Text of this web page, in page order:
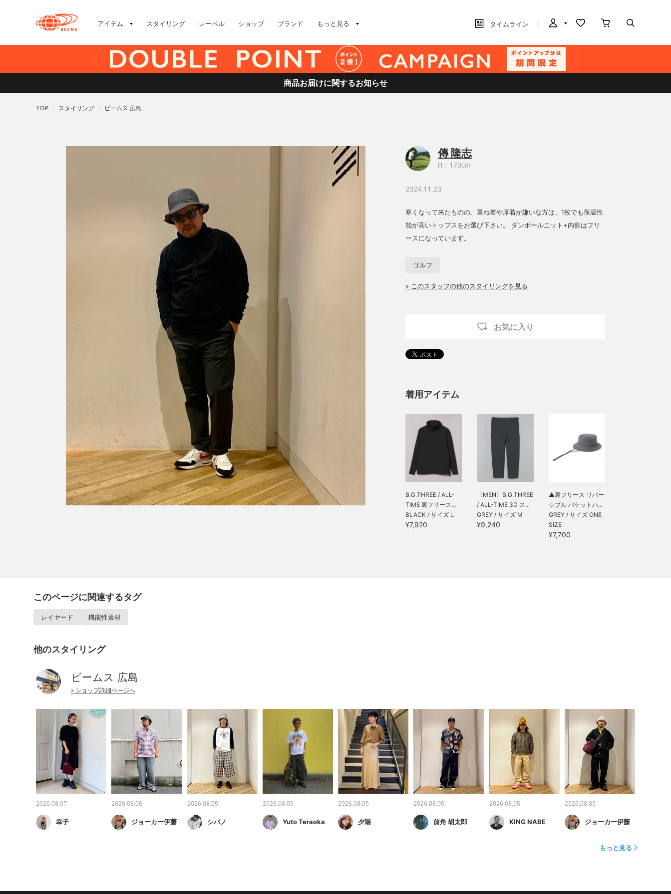
アイテム スタイリング レーベル ショップ ブランド もっと見る タイムライン
商品お届けに関するお知らせ
TOP > スタイリング > ビームス 広島
傳 隆志
H：170cm
2024.11.23
寒くなって来たものの、重ね着や厚着が嫌いな方は、1枚でも保温性
能が高いトップスをお選び下さい。 ダンボールニット+内側はフリ
ースになっています。
ゴルフ
» このスタッフの他のスタイリングを見る
お気に入り
着用アイテム
B.G.THREE / ALL-
TIME 裏フリース...
BLACK / サイズ L
¥7,920
〈MEN〉B.G.THREE
/ ALL-TIME 3D ス...
GREY / サイズ M
¥9,240
▲裏フリース リバー
シブル バケットハ...
GREY / サイズ ONE
SIZE
¥7,700
このページに関連するタグ
レイヤード 機能性素材
他のスタイリング
ビームス 広島
» ショップ詳細ページへ
2026.08.07
幸子
2026.08.06
ジョーカー伊藤
2026.08.05
シバノ
2026.08.05
Yuto Teraoka
2026.08.05
夕陽
2026.08.05
前角 胡太郎
2026.08.05
KING NABE
2026.08.05
ジョーカー伊藤
もっと見る